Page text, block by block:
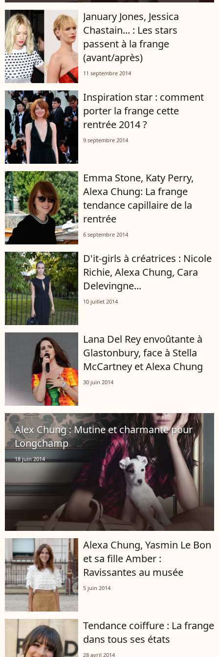
January Jones, Jessica
Chastain... : Les stars
passent à la frange
(avant/après)
11 septembre 2014
Inspiration star : comment
porter la frange cette
rentrée 2014 ?
9 septembre 2014
Emma Stone, Katy Perry,
Alexa Chung: La frange
tendance capillaire de la
rentrée
6 septembre 2014
D'it-girls à créatrices : Nicole
Richie, Alexa Chung, Cara
Delevingne...
10 juillet 2014
Lana Del Rey envoûtante à
Glastonbury, face à Stella
McCartney et Alexa Chung
30 juin 2014
Alex Chung : Mutine et charmante pour
Longchamp
18 juin 2014
Alexa Chung, Yasmin Le Bon
et sa fille Amber :
Ravissantes au musée
5 juin 2014
Tendance coiffure : La frange
dans tous ses états
28 avril 2014